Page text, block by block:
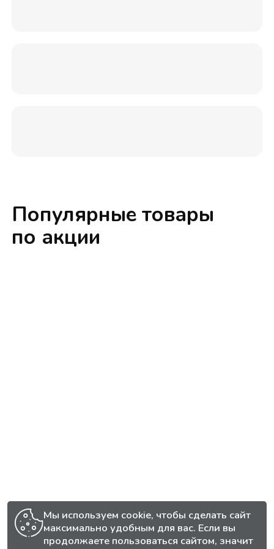
Популярные товары
по акции
Мы используем cookie, чтобы сделать сайт
максимально удобным для вас. Если вы
продолжаете пользоваться сайтом, значит